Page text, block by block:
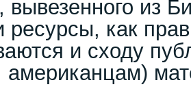
вывезенного из
ресурсы, как
и сходу